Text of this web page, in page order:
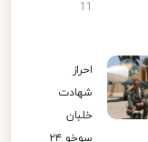
احراز
شهادت
خلبان
سوخو ۲۴